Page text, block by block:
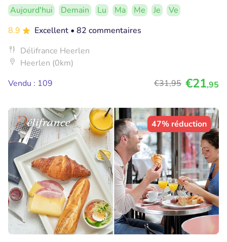
Aujourd'hui Demain Lu Ma Me Je
Ve
8.9
Excellent • 82 commentaires
Délifrance Heerlen
Heerlen (0km)
Vendu : 109
€31,95 €21,95
47% réduction